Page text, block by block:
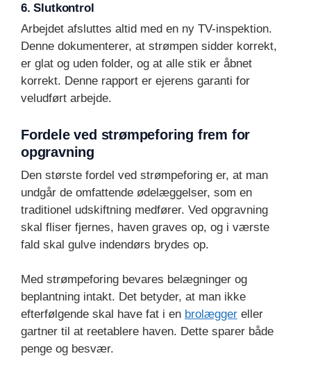
6. Slutkontrol
Arbejdet afsluttes altid med en ny TV-inspektion.
Denne dokumenterer, at strømpen sidder korrekt,
er glat og uden folder, og at alle stik er åbnet
korrekt. Denne rapport er ejerens garanti for
veludført arbejde.
Fordele ved strømpeforing frem for
opgravning
Den største fordel ved strømpeforing er, at man
undgår de omfattende ødelæggelser, som en
traditionel udskiftning medfører. Ved opgravning
skal fliser fjernes, haven graves op, og i værste
fald skal gulve indendørs brydes op.
Med strømpeforing bevares belægninger og
beplantning intakt. Det betyder, at man ikke
efterfølgende skal have fat i en brolægger eller
gartner til at reetablere haven. Dette sparer både
penge og besvær.